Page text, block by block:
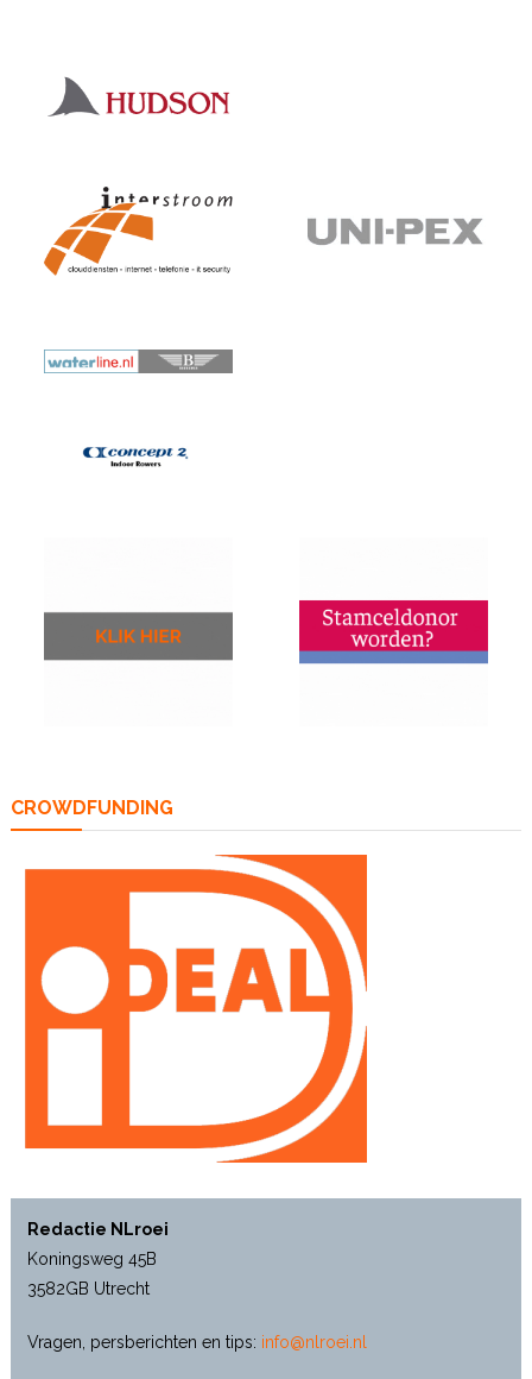
CROWDFUNDING
Redactie NLroei
Koningsweg 45B
3582GB Utrecht
Vragen, persberichten en tips: info@nlroei.nl